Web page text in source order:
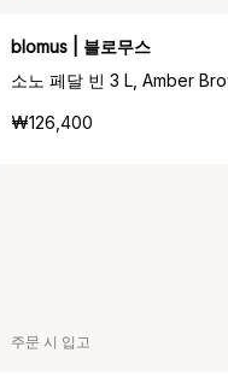
blomus | 블로무스
소노 페달 빈 3 L, Amber
₩126,400
주문 시 입고